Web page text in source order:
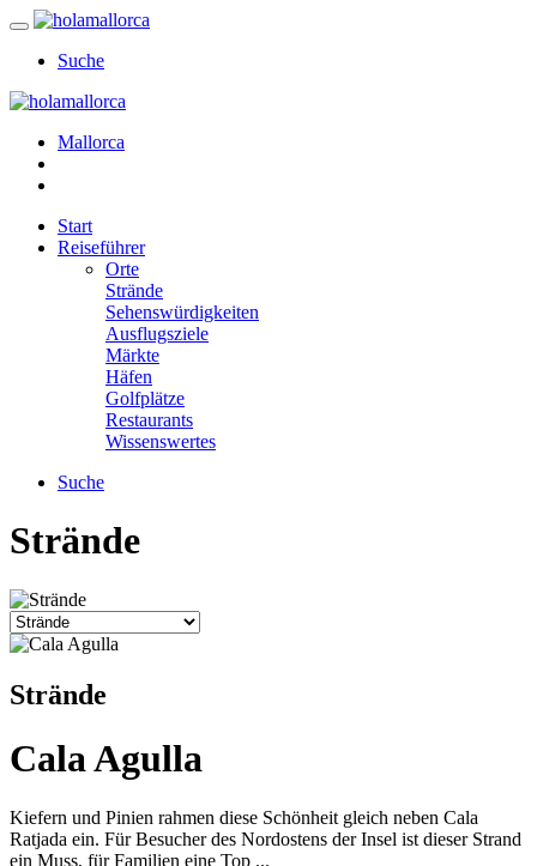
Suche
Mallorca
Start
Reiseführer
Orte
Strände
Sehenswürdigkeiten
Ausflugsziele
Märkte
Häfen
Golfplätze
Restaurants
Wissenswertes
Suche
Strände
Strände
Cala Agulla
Kiefern und Pinien rahmen diese Schönheit gleich neben Cala
Ratjada ein. Für Besucher des Nordostens der Insel ist dieser Strand
ein Muss, für Familien eine Top ...